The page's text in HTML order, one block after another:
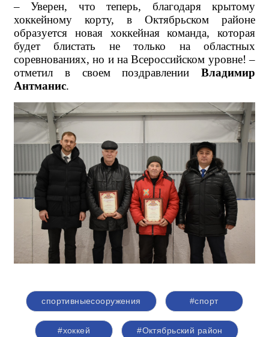
– Уверен, что теперь, благодаря крытому
хоккейному корту, в Октябрьском районе
образуется новая хоккейная команда, которая
будет блистать не только на областных
соревнованиях, но и на Всероссийском уровне! –
отметил в своем поздравлении Владимир
Антманис.
спортивныесооружения #спорт
#хоккей #Октябрьский район